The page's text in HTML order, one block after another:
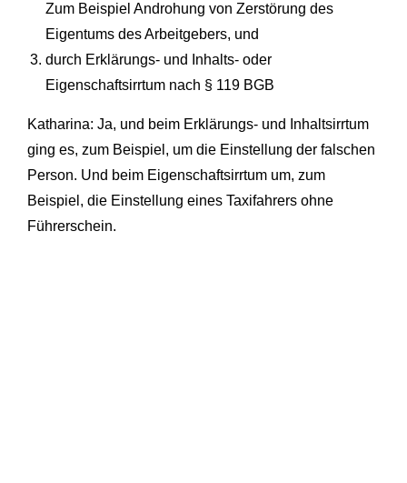
Zum Beispiel Androhung von Zerstörung des
Eigentums des Arbeitgebers, und
durch Erklärungs- und Inhalts- oder
Eigenschaftsirrtum nach § 119 BGB
Katharina: Ja, und beim Erklärungs- und Inhaltsirrtum
ging es, zum Beispiel, um die Einstellung der falschen
Person. Und beim Eigenschaftsirrtum um, zum
Beispiel, die Einstellung eines Taxifahrers ohne
Führerschein.